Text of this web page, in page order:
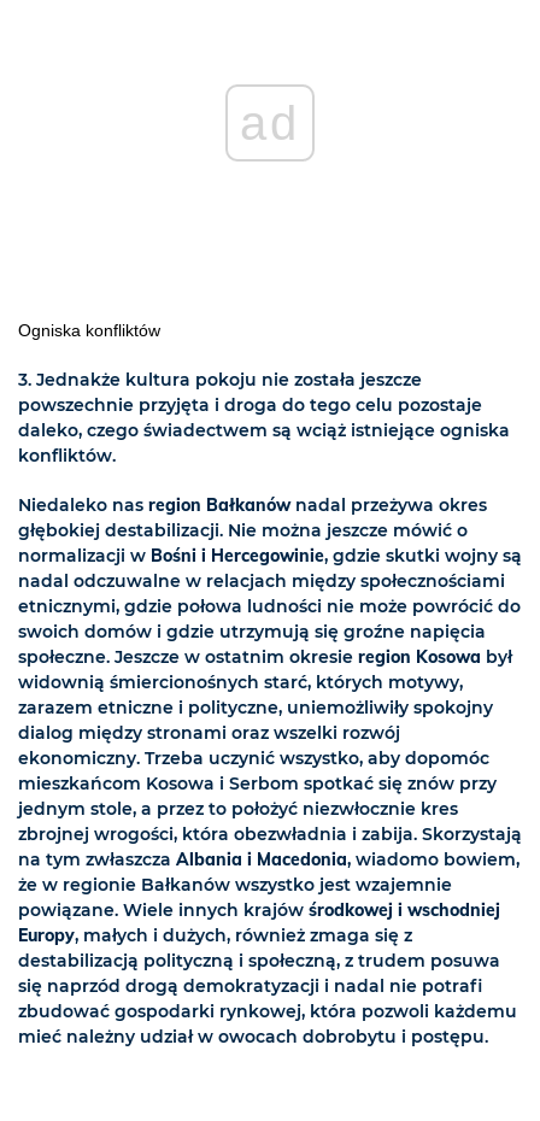
ad
Ogniska konfliktów
3. Jednakże kultura pokoju nie została jeszcze
powszechnie przyjęta i droga do tego celu pozostaje
daleko, czego świadectwem są wciąż istniejące ogniska
konfliktów.
Niedaleko nas region Bałkanównadal przeżywa okres
głębokiej destabilizacji. Nie można jeszcze mówić o
normalizacji w Bośni i Hercegowinie, gdzie skutki wojny są
nadal odczuwalne w relacjach między społecznościami
etnicznymi, gdzie połowa ludności nie może powrócić do
swoich domów i gdzie utrzymują się groźne napięcia
społeczne. Jeszcze w ostatnim okresie region Kosowa był
widownią śmiercionośnych starć, których motywy,
zarazem etniczne i polityczne, uniemożliwiły spokojny
dialog między stronami oraz wszelki rozwój
ekonomiczny. Trzeba uczynić wszystko, aby dopomóc
mieszkańcom Kosowa i Serbom spotkać się znów przy
jednym stole, a przez to położyć niezwłocznie kres
zbrojnej wrogości, która obezwładnia i zabija. Skorzystają
na tym zwłaszcza Albania i Macedonia, wiadomo bowiem,
że w regionie Bałkanów wszystko jest wzajemnie
powiązane. Wiele innych krajów środkowej i wschodniej
Europy, małych i dużych, również zmaga się z
destabilizacją polityczną i społeczną, z trudem posuwa
się naprzód drogą demokratyzacji i nadal nie potrafi
zbudować gospodarki rynkowej, która pozwoli każdemu
mieć należny udział w owocach dobrobytu i postępu.